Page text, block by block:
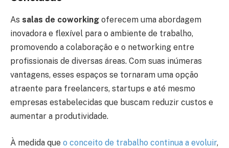
As salas de coworking oferecem uma abordagem
inovadora e flexível para o ambiente de trabalho,
promovendo a colaboração e o networking entre
profissionais de diversas áreas. Com suas inúmeras
vantagens, esses espaços se tornaram uma opção
atraente para freelancers, startups e até mesmo
empresas estabelecidas que buscam reduzir custos e
aumentar a produtividade.
À medida que o conceito de trabalho continua a evoluir,